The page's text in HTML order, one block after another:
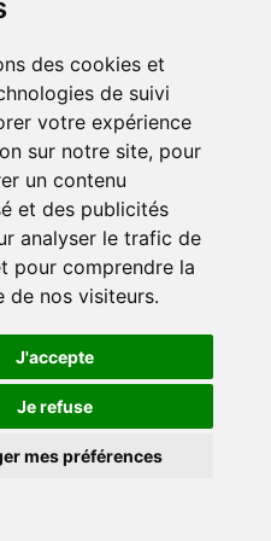
des cookies et
de suivi
votre expérience
sur notre site, pour
un contenu
et des publicités
analyser le trafic de
pour comprendre la
de nos visiteurs.
J'accepte
Je refuse
mes préférences